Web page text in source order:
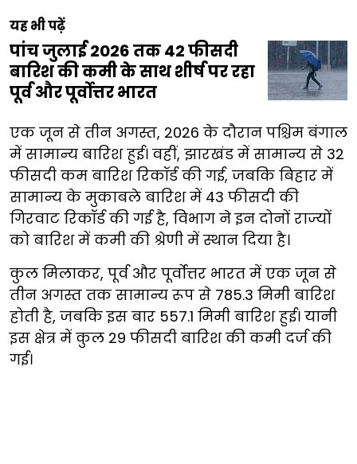
यह भी पढ़ें
पांच जुलाई 2026 तक 42 फीसदी
बारिश की कमी के साथ शीर्ष पर रहा
पूर्व और पूर्वोत्तर भारत
एक जून से तीन अगस्त, 2026 के दौरान पश्चिम बंगाल
में सामान्य बारिश हुई। वहीं, झारखंड में सामान्य से 32
फीसदी कम बारिश रिकॉर्ड की गई, जबकि बिहार में
सामान्य के मुकाबले बारिश में 43 फीसदी की
गिरवाट रिकॉर्ड की गई है, विभाग ने इन दोनों राज्यों
को बारिश में कमी की श्रेणी में स्थान दिया है।
कुल मिलाकर, पूर्व और पूर्वोत्तर भारत में एक जून से
तीन अगस्त तक सामान्य रूप से 785.3 मिमी बारिश
होती है, जबकि इस बार 557.1 मिमी बारिश हुई। यानी
इस क्षेत्र में कुल 29 फीसदी बारिश की कमी दर्ज की
गई।